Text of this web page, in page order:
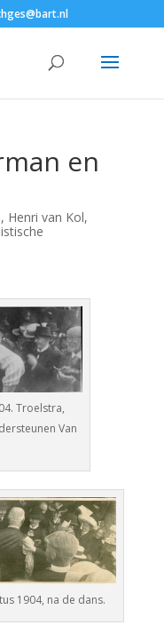
en
, Henri van Kol,
Troelstra,
Van
1904, na de dans.